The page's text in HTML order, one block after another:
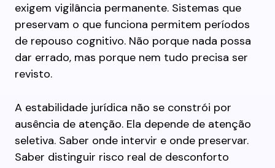
exigem vigilância permanente. Sistemas que
preservam o que funciona permitem períodos
de repouso cognitivo. Não porque nada possa
dar errado, mas porque nem tudo precisa ser
revisto.
A estabilidade jurídica não se constrói por
ausência de atenção. Ela depende de atenção
seletiva. Saber onde intervir e onde preservar.
Saber distinguir risco real de desconforto